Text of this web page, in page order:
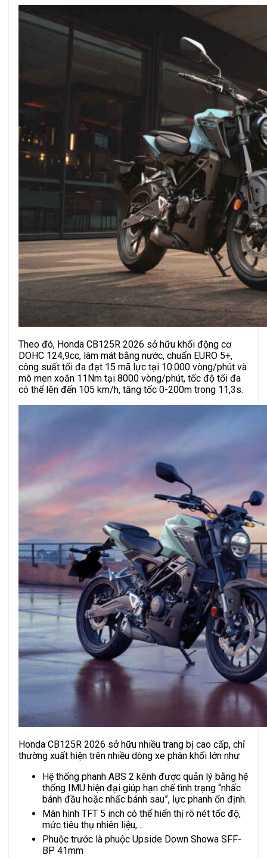
Theo đó, Honda CB125R 2026 sở hữu khối động cơ
DOHC 124,9cc, làm mát bằng nước, chuẩn EURO 5+,
công suất tối đa đạt 15 mã lực tại 10.000 vòng/phút và
mô men xoắn 11Nm tại 8000 vòng/phút, tốc độ tối đa
có thể lên đến 105 km/h, tăng tốc 0-200m trong 11,3s.
Honda CB125R 2026 sở hữu nhiều trang bị cao cấp, chỉ
thường xuất hiện trên nhiều dòng xe phân khối lớn như
Hệ thống phanh ABS 2 kênh được quản lý bằng hệ
thống IMU hiện đại giúp hạn chế tình trạng “nhấc
bánh đầu hoặc nhấc bánh sau”, lực phanh ổn định.
Màn hình TFT 5 inch có thể hiển thị rõ nét tốc độ,
mức tiêu thụ nhiên liệu,…
Phuộc trước là phuộc Upside Down Showa SFF-
BP 41mm